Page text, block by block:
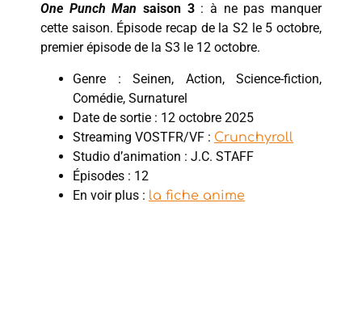
One Punch Man saison 3: à ne pas manquer
cette saison. Épisode recap de la S2 le 5 octobre,
premier épisode de la S3 le 12 octobre.
Genre : Seinen, Action, Science-fiction,
Comédie, Surnaturel
Date de sortie : 12 octobre 2025
Streaming VOSTFR/VF : Crunchyroll
Studio d’animation : J.C. STAFF
Épisodes : 12
En voir plus : la fiche anime